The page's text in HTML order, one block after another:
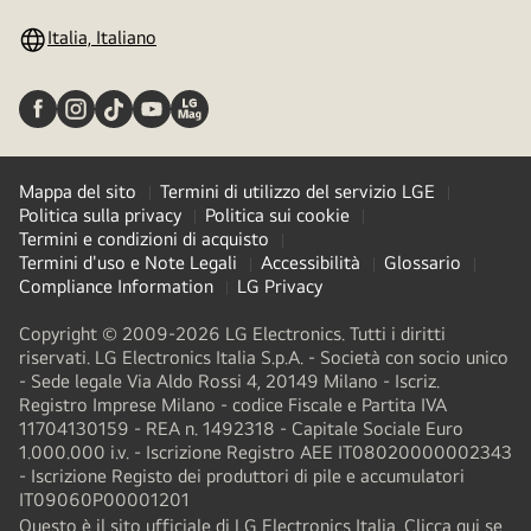
Italia, Italiano
Mappa del sito
Termini di utilizzo del servizio LGE
Politica sulla privacy
Politica sui cookie
Termini e condizioni di acquisto
Termini d'uso e Note Legali
Accessibilità
Glossario
Compliance Information
LG Privacy
Copyright © 2009-2026 LG Electronics. Tutti i diritti
riservati. LG Electronics Italia S.p.A. - Società con socio unico
- Sede legale Via Aldo Rossi 4, 20149 Milano - Iscriz.
Registro Imprese Milano - codice Fiscale e Partita IVA
11704130159 - REA n. 1492318 - Capitale Sociale Euro
1.000.000 i.v. - Iscrizione Registro AEE IT08020000002343​
- Iscrizione Registo dei produttori di pile e accumulatori
IT09060P00001201
Questo è il sito ufficiale di LG Electronics Italia. Clicca qui se